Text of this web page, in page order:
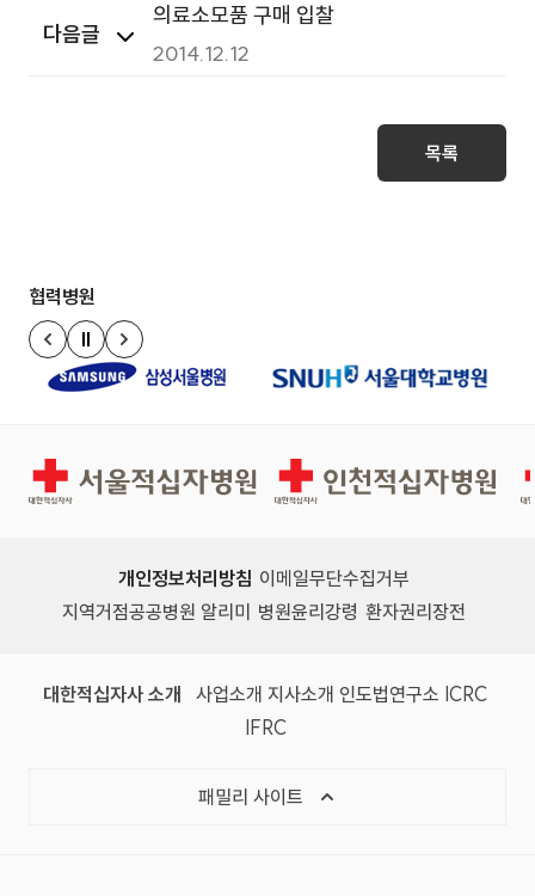
다음글
의료소모품 구매 입찰
2014.12.12
목록
협력병원
이전 슬라이드
정지
다음 슬라이드
서울적십자병원 인천적십자병원
개인정보처리방침 이메일무단수집거부
지역거점공공병원 알리미
병원윤리강령 환자권리장전
대한적십자사 소개 사업소개 지사소개 인도법연구소 ICRC
IFRC
패밀리 사이트